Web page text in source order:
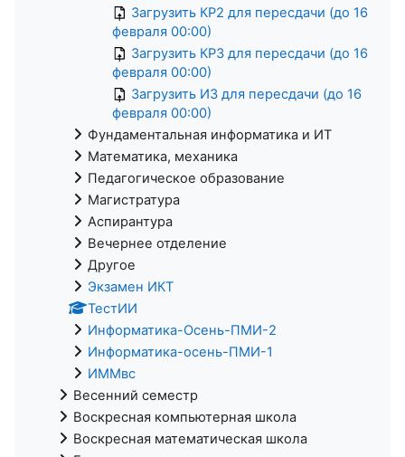
Загрузить КР2 для пересдачи (до 16
февраля 00:00)
Загрузить КР3 для пересдачи (до 16
февраля 00:00)
Загрузить ИЗ для пересдачи (до 16
февраля 00:00)
Фундаментальная информатика и ИТ
Математика, механика
Педагогическое образование
Магистратура
Аспирантура
Вечернее отделение
Другое
Экзамен ИКТ
ТестИИ
Информатика-Осень-ПМИ-2
Информатика-осень-ПМИ-1
ИММвс
Весенний семестр
Воскресная компьютерная школа
Воскресная математическая школа